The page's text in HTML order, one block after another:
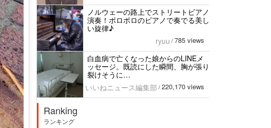
ノルウェーの路上でストリートビアノ
演奏！ボロボロのビアノで奏でる美し
い旋律♪
ryuu / 785 views
白血病で亡くなった娘からのLINEメ
ッセージ。既読にした瞬間、胸が張り
裂けそうに…
いいねニュース編集部 / 220,170 views
Ranking
ランキング